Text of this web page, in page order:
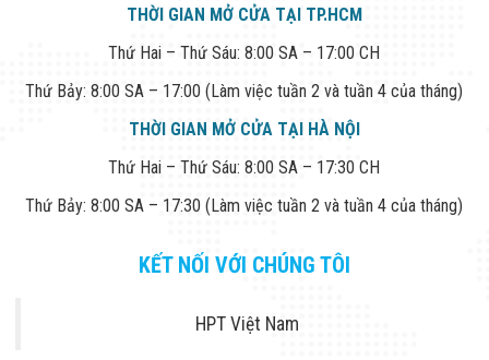
THỜI GIAN MỞ CỬA TẠI TP.HCM
Thứ Hai – Thứ Sáu: 8:00 SA – 17:00 CH
Thứ Bảy: 8:00 SA – 17:00 (Làm việc tuần 2 và tuần 4 của tháng)
THỜI GIAN MỞ CỬA TẠI HÀ NỘI
Thứ Hai – Thứ Sáu: 8:00 SA – 17:30 CH
Thứ Bảy: 8:00 SA – 17:30 (Làm việc tuần 2 và tuần 4 của tháng)
KẾT NỐI VỚI CHÚNG TÔI
HPT Việt Nam